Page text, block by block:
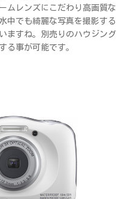
ムレンズにこだわり高画質な
中でも綺麗な写真を撮影する
ますね。別売りのハウジング
る事が可能です。